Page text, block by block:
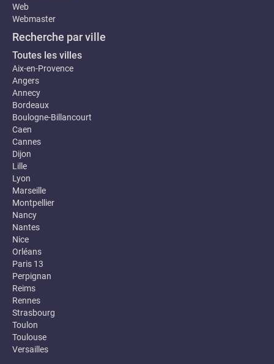
Web
Webmaster
Recherche par ville
Toutes les villes
Aix-en-Provence
Angers
Annecy
Bordeaux
Boulogne-Billancourt
Caen
Cannes
Dijon
Lille
Lyon
Marseille
Montpellier
Nancy
Nantes
Nice
Orléans
Paris 13
Perpignan
Reims
Rennes
Strasbourg
Toulon
Toulouse
Versailles